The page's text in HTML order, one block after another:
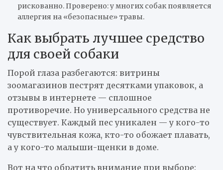
рискованно. Проверено: у многих собак появляется
аллергия на «безопасные» травы.
Как выбрать лучшее средство
для своей собаки
Порой глаза разбегаются: витрины
зоомагазинов пестрят десятками упаковок, а
отзывы в интернете — сплошное
противоречие. Но универсального средства не
существует. Каждый пес уникален — у кого-то
чувствительная кожа, кто-то обожает плавать,
а у кого-то малыши-щенки в доме.
Вот на что обратить внимание при выборе: